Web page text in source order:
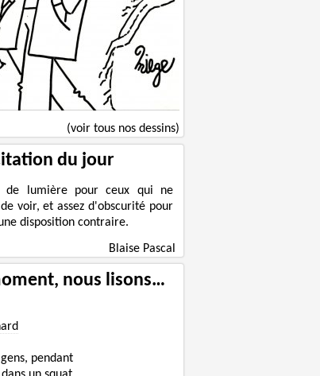
(voir tous nos dessins)
du jour
de lumière pour ceux qui ne
voir, et assez d'obscurité pour
disposition contraire.
Blaise Pascal
nous lisons…
pendant